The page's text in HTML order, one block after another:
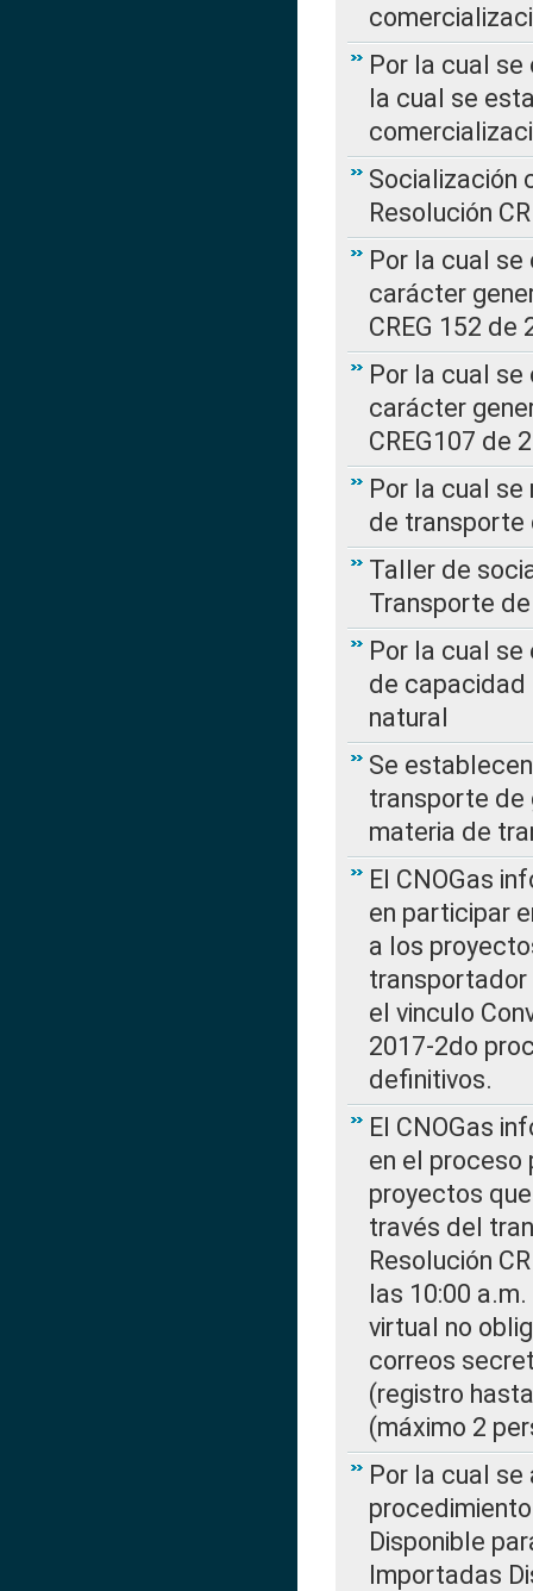
Por la cual se
la cual se
Socialización
Resolución
Por la cual
carácter
CREG 152 de
Por la cual
carácter
CREG107 de
Por la cual
de transporte
Taller de
Transporte
Por la cual
de capacidad
natural
Se
transporte de
materia de
El CNOGas
en participar
a los
transportador
el vinculo
2017-2do
definitivos.
El CNOGas
en el proceso
proyectos
través del
Resolución
las 10:00
virtual no
correos
(registro
(máximo 2
Por la cual
Disponible
Importadas